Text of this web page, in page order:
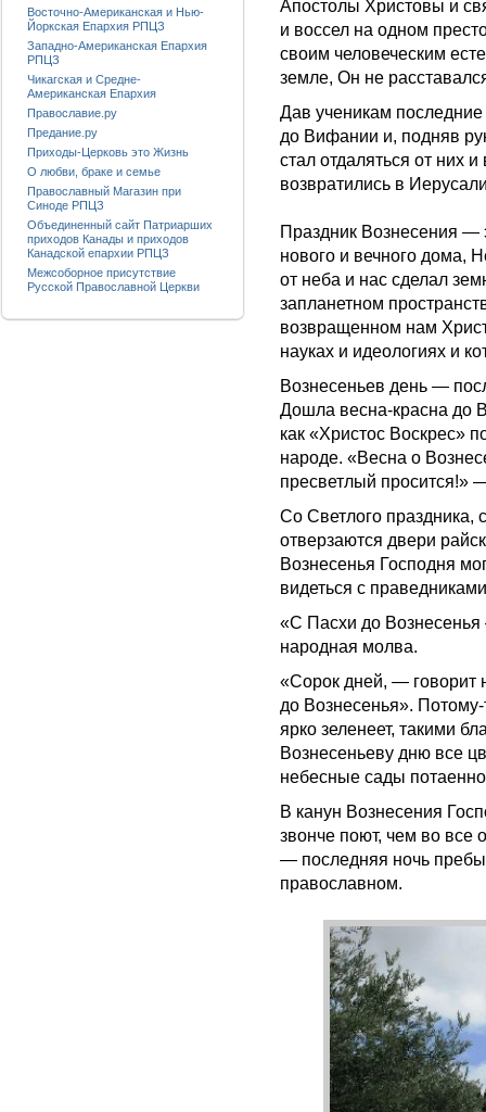
Апостолы Христовы и
и воссел на одном
своим человеческим
земле, Он не
Дав ученикам
до Вифании и, подняв
стал отдаляться от них
возвратились в
Праздник Вознесения —
нового и вечного дома,
от неба и нас сделал
запланетном
возвращенном нам
науках и идеологиях и
Вознесеньев день —
Дошла весна-красна до
как «Христос Воскрес»
народе. «Весна о
пресветлый просится!»
Со Светлого праздника,
отверзаются двери
Вознесенья Господня
видеться с
«С Пасхи до
народная молва.
«Сорок дней, — говорит
до Вознесенья».
ярко зеленеет, такими
Вознесеньеву дню все
небесные сады
В канун Вознесения
звонче поют, чем во все
— последняя ночь
православном.
Восточно-Американская и Нью-
Йоркская Епархия РПЦЗ
Западно-Американская Епархия
РПЦЗ
Чикагская и Средне-
Американская Епархия
Православие.ру
Предание.ру
Приходы-Церковь это Жизнь
О любви, браке и семье
Православный Магазин при
Синоде РПЦЗ
Объединенный сайт Патриарших
приходов Канады и приходов
Канадской епархии РПЦЗ
Межсоборное присутствие
Русской Православной Церкви